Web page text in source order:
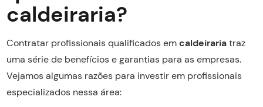
caldeiraria?
Contratar profissionais qualificados emcaldeirariatraz
uma série de benefícios e garantias para as empresas.
Vejamos algumas razões para investir em profissionais
especializados nessa área: